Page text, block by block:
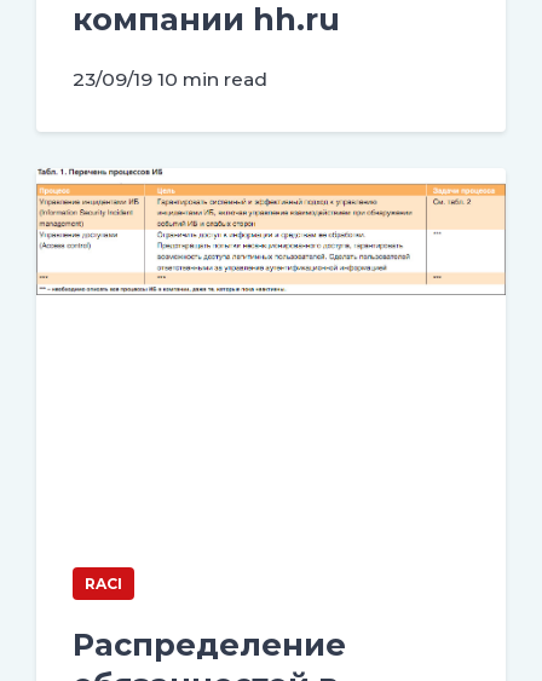
компании hh.ru
23/09/19 10 min read
RACI
Распределение